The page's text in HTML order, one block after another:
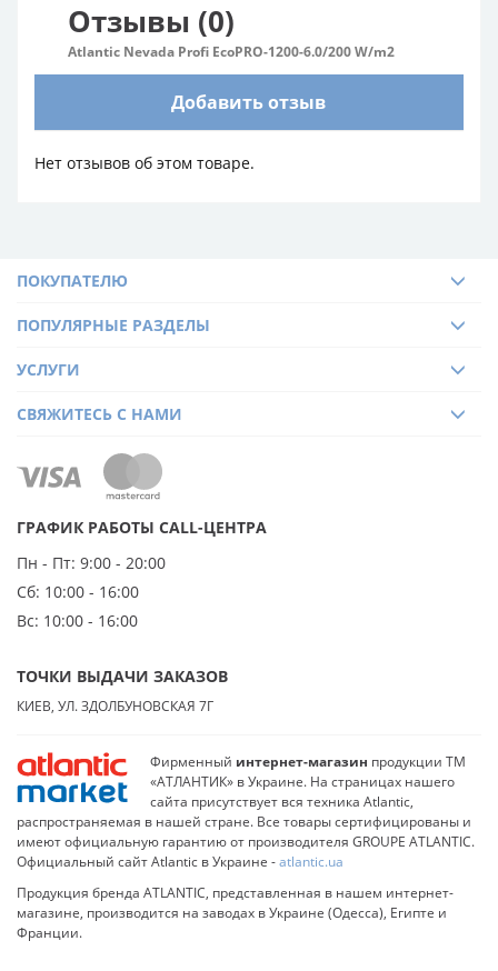
Отзывы (0)
Atlantic Nevada Profi EcoPRO-1200-6.0/200 W/m2
Добавить отзыв
Нет отзывов об этом товаре.
Фирменный интернет-магазин продукции ТМ
«АТЛАНТИК» в Украине. На страницах нашего
сайта присутствует вся техника Atlantic,
распространяемая в нашей стране. Все товары сертифицированы и
имеют официальную гарантию от производителя GROUPE ATLANTIC.
Официальный сайт Atlantic в Украине -atlantic.ua
Продукция бренда ATLANTIC, представленная в нашем интернет-
магазине, производится на заводах в Украине (Одесса), Египте и
Франции.
ПОКУПАТЕЛЮ
ПОПУЛЯРНЫЕ РАЗДЕЛЫ
УСЛУГИ
ГРАФИК РАБОТЫ CALL-ЦЕНТРА
Пн - Пт: 9:00 - 20:00
Сб: 10:00 - 16:00
Вс: 10:00 - 16:00
ТОЧКИ ВЫДАЧИ ЗАКАЗОВ
КИЕВ, УЛ. ЗДОЛБУНОВСКАЯ 7Г
СВЯЖИТЕСЬ С НАМИ